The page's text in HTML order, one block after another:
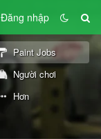
Đăng nhập
Paint Jobs
Người chơi
Hơn